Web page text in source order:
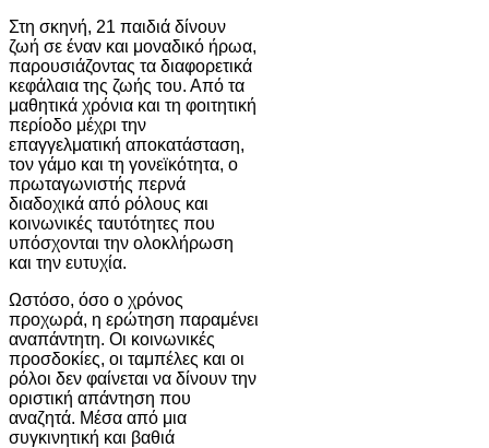
Στη σκηνή, 21 παιδιά δίνουν
ζωή σε έναν και μοναδικό ήρωα,
παρουσιάζοντας τα διαφορετικά
κεφάλαια της ζωής του. Από τα
μαθητικά χρόνια και τη φοιτητική
περίοδο μέχρι την
επαγγελματική αποκατάσταση,
τον γάμο και τη γονεϊκότητα, ο
πρωταγωνιστής περνά
διαδοχικά από ρόλους και
κοινωνικές ταυτότητες που
υπόσχονται την ολοκλήρωση
και την ευτυχία.
Ωστόσο, όσο ο χρόνος
προχωρά, η ερώτηση παραμένει
αναπάντητη. Οι κοινωνικές
προσδοκίες, οι ταμπέλες και οι
ρόλοι δεν φαίνεται να δίνουν την
οριστική απάντηση που
αναζητά. Μέσα από μια
συγκινητική και βαθιά